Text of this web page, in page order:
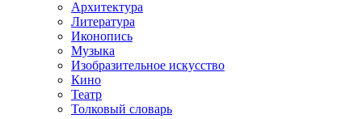
Архитектура
Литература
Иконопись
Музыка
Изобразительное искусство
Кино
Театр
Толковый словарь